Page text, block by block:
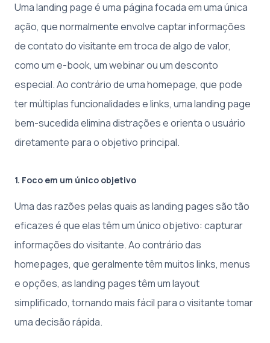
Uma landing page é uma página focada em uma única
ação, que normalmente envolve captar informações
de contato do visitante em troca de algo de valor,
como um e-book, um webinar ou um desconto
especial. Ao contrário de uma homepage, que pode
ter múltiplas funcionalidades e links, uma landing page
bem-sucedida elimina distrações e orienta o usuário
diretamente para o objetivo principal.
1. Foco em um único objetivo
Uma das razões pelas quais as landing pages são tão
eficazes é que elas têm um único objetivo: capturar
informações do visitante. Ao contrário das
homepages, que geralmente têm muitos links, menus
e opções, as landing pages têm um layout
simplificado, tornando mais fácil para o visitante tomar
uma decisão rápida.